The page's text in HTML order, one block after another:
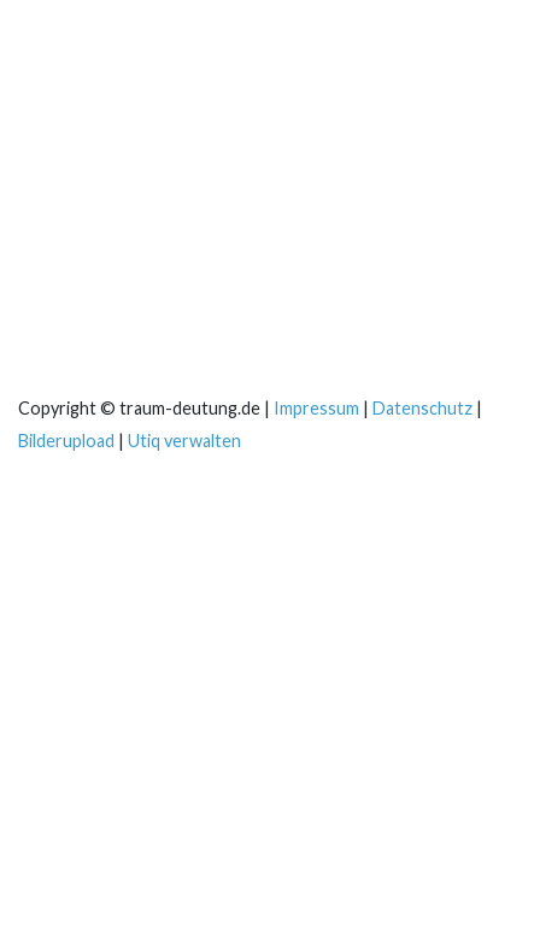
Copyright © traum-deutung.de | Impressum | Datenschutz |
Bilderupload | Utiq verwalten